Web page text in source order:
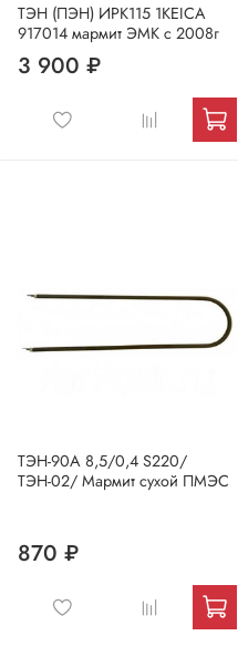
ТЭН (ПЭН) ИРК115 1KEICA
917014 мармит ЭМК с 2008г
3 900 ₽
ТЭН-90А 8,5/0,4 S220/
ТЭН-02/ Мармит сухой ПМЭС
870 ₽